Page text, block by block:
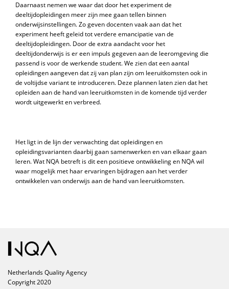
Daarnaast nemen we waar dat door het experiment de
deeltijdopleidingen meer zijn mee gaan tellen binnen
onderwijsinstellingen. Zo geven docenten vaak aan dat het
experiment heeft geleid tot verdere emancipatie van de
deeltijdopleidingen. Door de extra aandacht voor het
deeltijdonderwijs is er een impuls gegeven aan de leeromgeving die
passend is voor de werkende student. We zien dat een aantal
opleidingen aangeven dat zij van plan zijn om leeruitkomsten ook in
de voltijdse variant te introduceren. Deze plannen laten zien dat het
opleiden aan de hand van leeruitkomsten in de komende tijd verder
wordt uitgewerkt en verbreed.
Het ligt in de lijn der verwachting dat opleidingen en
opleidingsvarianten daarbij gaan samenwerken en van elkaar gaan
leren. Wat NQA betreft is dit een positieve ontwikkeling en NQA wil
waar mogelijk met haar ervaringen bijdragen aan het verder
ontwikkelen van onderwijs aan de hand van leeruitkomsten.
Netherlands Quality Agency
Copyright 2020